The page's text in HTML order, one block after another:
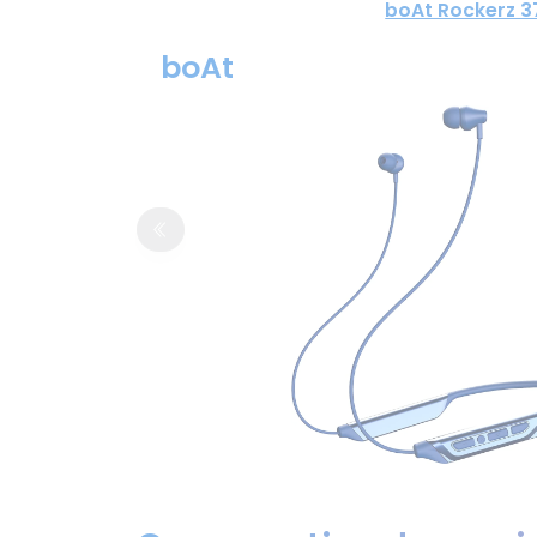
boAt Rockerz
boAt